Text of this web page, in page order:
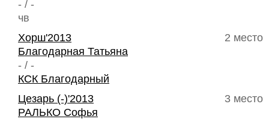
- / -
чв
2 место
Хорш'2013
Благодарная Татьяна
- / -
КСК Благодарный
3 место
Цезарь (-)'2013
РАЛЬКО Софья